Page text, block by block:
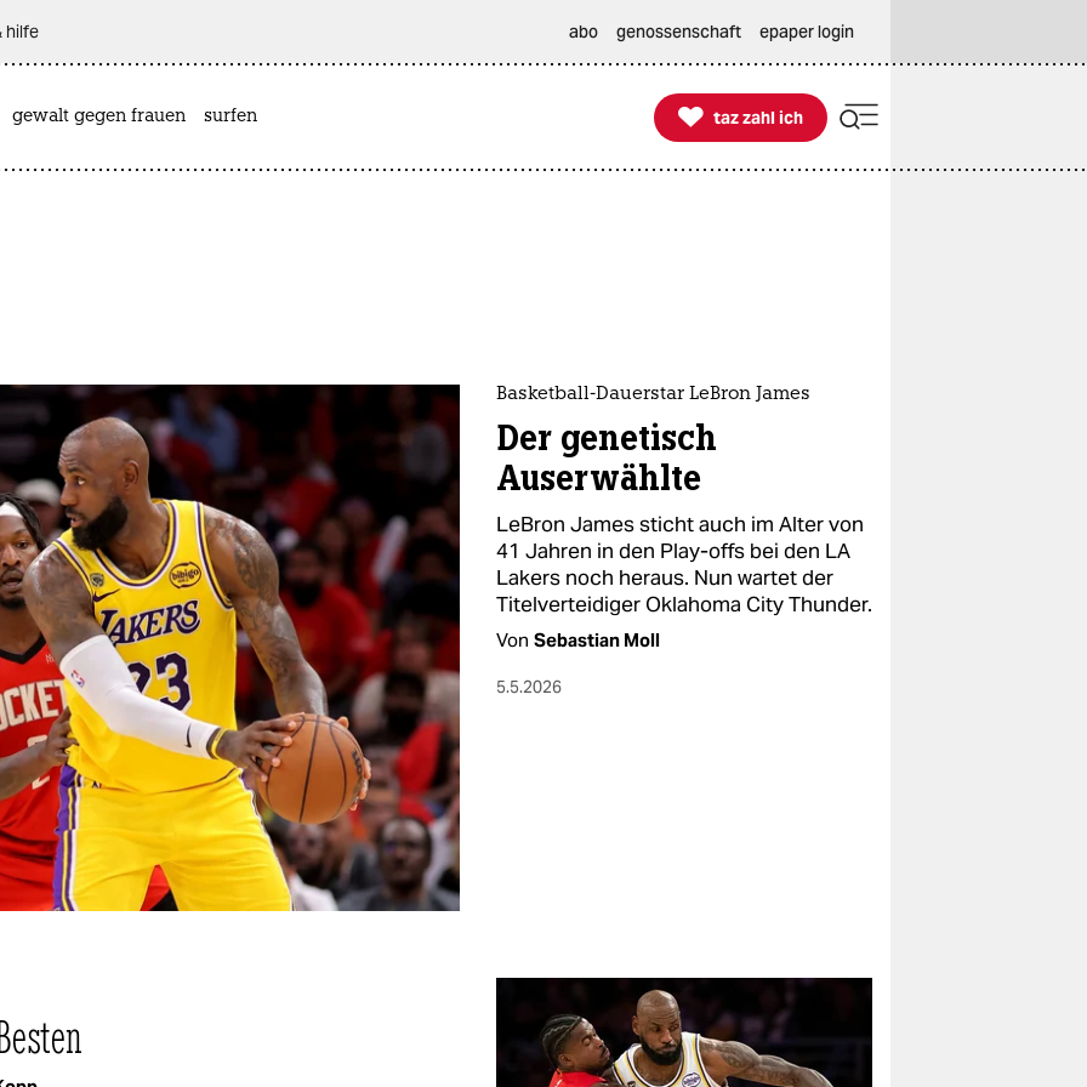
hilfe abo genossenschaft epaper login
gewalt gegen frauen surfen 
taz zahl ich
taz zahl ich
Basketball-Dauerstar LeBron James
Der genetisch
Auserwählte
LeBron James sticht auch im Alter von
41 Jahren in den Play-offs bei den LA
Lakers noch heraus. Nun wartet der
Titelverteidiger Oklahoma City Thunder.
Von Sebastian Moll
5.5.2026